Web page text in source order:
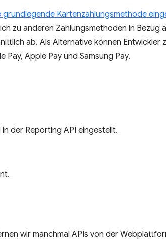
grundlegende Kartenzahlungsmethode
zu anderen Zahlungsmethoden in Bezug
ab. Als Alternative können Entwickler
Pay, Apple Pay und Samsung Pay.
der Reporting API eingestellt.
wir manchmal APIs von der